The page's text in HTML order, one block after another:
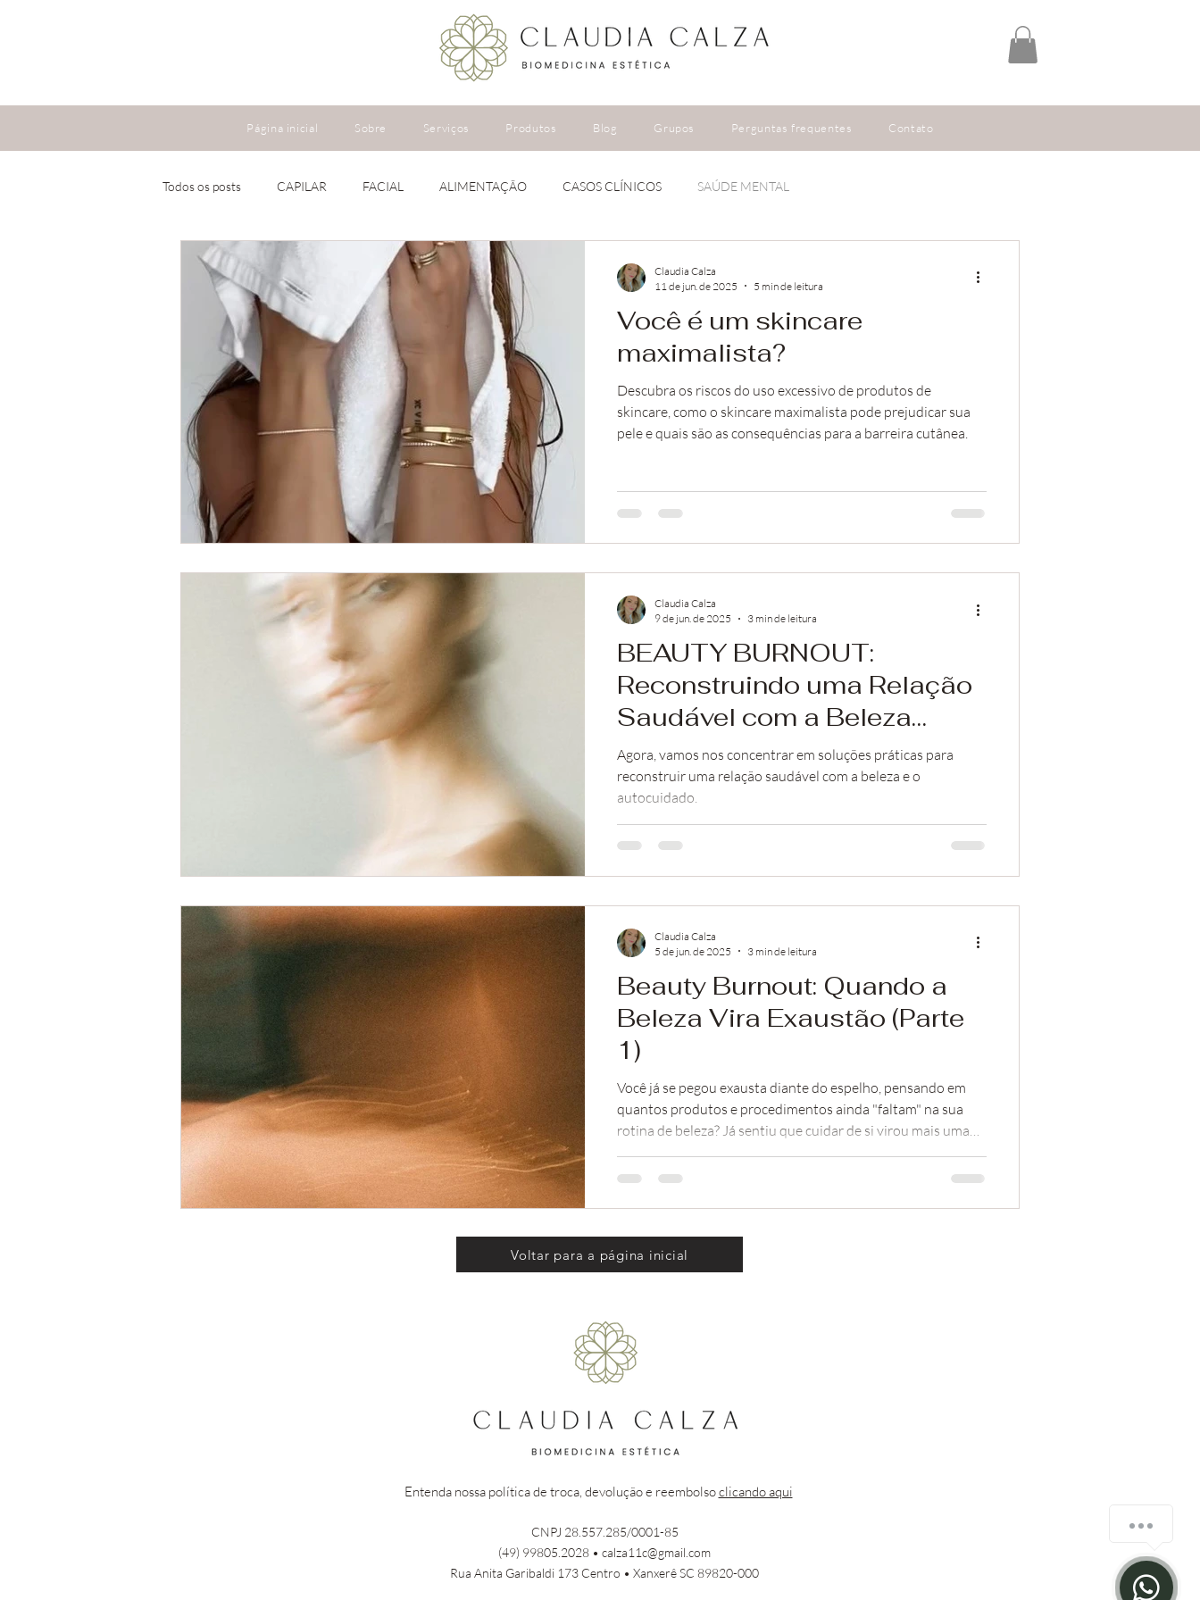
Página inicial Sobre Serviços Produtos Blog Grupos Perguntas frequentes Contato
Todos os posts CAPILAR FACIAL ALIMENTAÇÃO CASOS CLÍNICOS SAÚDE MENTAL
Você é um skincare
maximalista?
Descubra os riscos do uso excessivo de produtos de
skincare, como o skincare maximalista pode prejudicar sua
pele e quais são as consequências para a barreira cutânea.
Claudia Calza
11 de jun. de 2025
5 min de leitura
BEAUTY BURNOUT:
Reconstruindo uma Relação
Saudável com a Beleza
(Parte 2)
Agora, vamos nos concentrar em soluções práticas para
reconstruir uma relação saudável com a beleza e o
autocuidado.
Claudia Calza
9 de jun. de 2025
3 min de leitura
Beauty Burnout: Quando a
Beleza Vira Exaustão (Parte
1)
Você já se pegou exausta diante do espelho, pensando em
quantos produtos e procedimentos ainda "faltam" na sua
rotina de beleza? Já sentiu que cuidar de si virou mais uma
Claudia Calza
5 de jun. de 2025
3 min de leitura
Voltar para a página inicial
Entenda nossa política de troca, devolução e reembolsoclicando aqui
CNPJ 28.557.285/0001-85
(49) 99805.2028 • calza11c@gmail.com
Rua Anita Garibaldi 173 Centro • Xanxerê SC 89820-000
1